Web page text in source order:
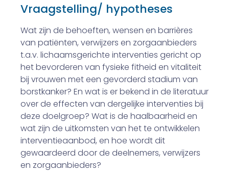
Vraagstelling/ hypotheses
Wat zijn de behoeften, wensen en barrières
van patiënten, verwijzers en zorgaanbieders
t.a.v. lichaamsgerichte interventies gericht op
het bevorderen van fysieke fitheid en vitaliteit
bij vrouwen met een gevorderd stadium van
borstkanker? En wat is er bekend in de literatuur
over de effecten van dergelijke interventies bij
deze doelgroep? Wat is de haalbaarheid en
wat zijn de uitkomsten van het te ontwikkelen
interventieaanbod, en hoe wordt dit
gewaardeerd door de deelnemers, verwijzers
en zorgaanbieders?